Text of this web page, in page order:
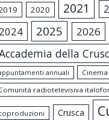
2020 2021
2024 2025 2026
della
annuali
Cinema
radiotelevisiva
Crusca